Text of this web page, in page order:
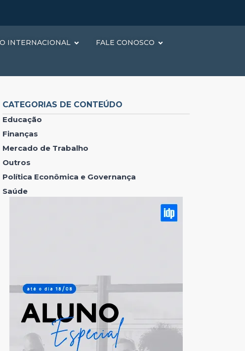
INTERNACIONAL FALE CONOSCO
CATEGORIAS DE CONTEÚDO
Educação
Finanças
Mercado de Trabalho
Outros
Política Econômica e Governança
Saúde